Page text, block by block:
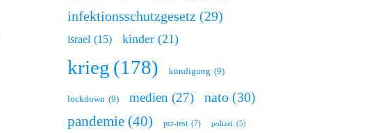
infektionsschutzgesetz (29)
israel (15) kinder (21)
krieg (178) kündigung (9)
lockdown (9) medien (27) nato (30)
pandemie (40) pcr-test (7) polizei (5)